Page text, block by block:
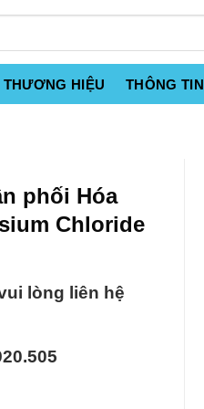
THƯƠNG HIỆU THÔNG TIN
phối Hóa
Chloride
lòng liên hệ